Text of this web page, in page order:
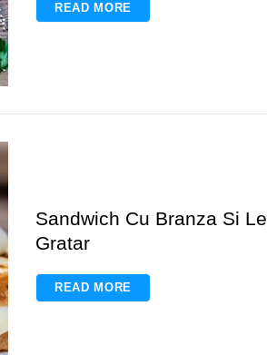
READ MORE
Sandwich Cu Branza Si
Gratar
READ MORE